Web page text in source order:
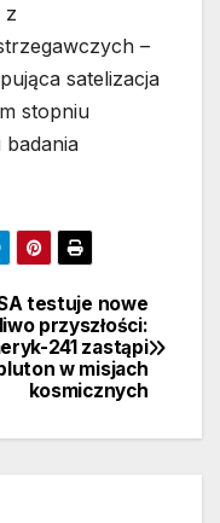
z
–
satelizacja
stopniu
testuje nowe
przyszłości:
241 zastąpi
w misjach
kosmicznych